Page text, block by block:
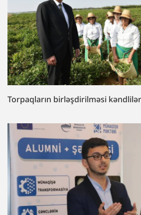
Torpaqların birləşdirilməsi